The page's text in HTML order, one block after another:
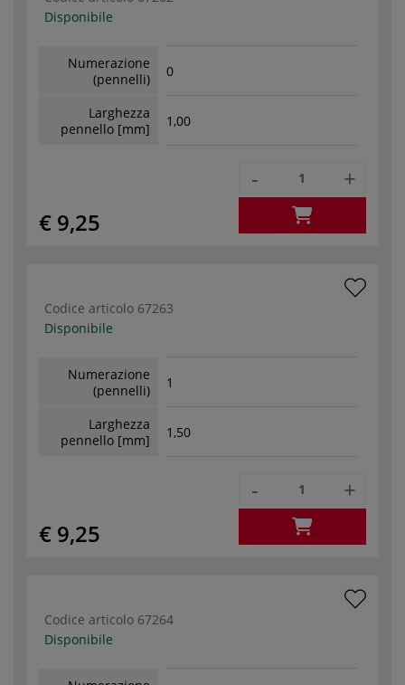
Disponibile
Numerazione
(pennelli)
0
Larghezza
pennello [mm]
1,00
€ 9,25
- +
Codice articolo 67263
Disponibile
Numerazione
(pennelli)
1
Larghezza
pennello [mm]
1,50
€ 9,25
- +
Codice articolo 67264
Disponibile